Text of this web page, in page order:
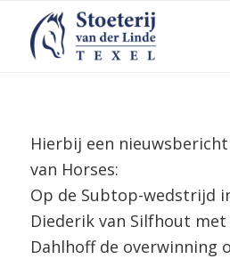
Hierbij een
van Horses:
Op de Subtop-wedstrijd
Diederik van Silfhout
Dahlhoff de overwinning